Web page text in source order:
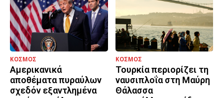
ΚΟΣΜΟΣ
Αμερικανικά
αποθέματα πυραύλων
σχεδόν εξαντλημένα
ΚΟΣΜΟΣ
Τουρκία περιορίζει τη
ναυσιπλοΐα στη Μαύρη
Θάλασσα